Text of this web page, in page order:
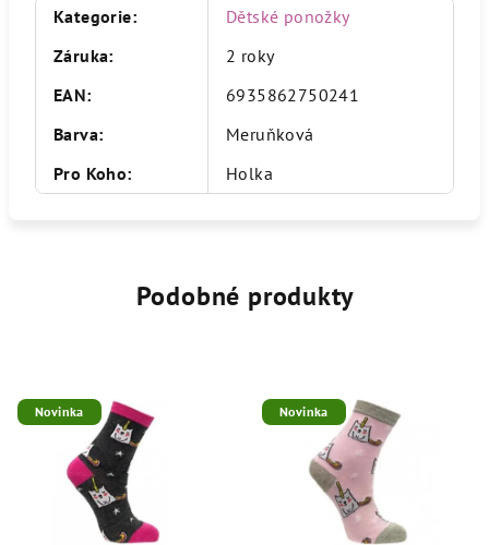
Kategorie:
Dětské ponožky
Záruka:
2 roky
EAN:
6935862750241
Barva:
Meruňková
Pro Koho: Holka
Podobné produkty
Novinka Novinka